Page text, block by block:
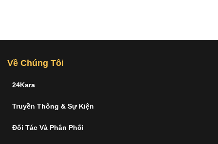
Về Chúng Tôi
24Kara
Truyền Thông & Sự Kiện
Đối Tác Và Phân Phối